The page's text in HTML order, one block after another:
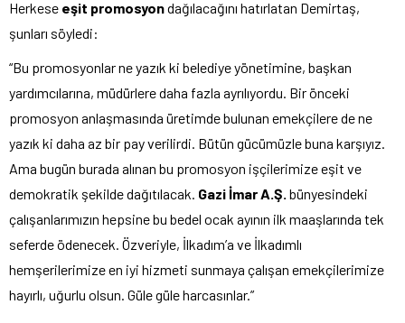
Herkese eşit promosyondağılacağını hatırlatan Demirtaş,
şunları söyledi:
“Bu promosyonlar ne yazık ki belediye yönetimine, başkan
yardımcılarına, müdürlere daha fazla ayrılıyordu. Bir önceki
promosyon anlaşmasında üretimde bulunan emekçilere de ne
yazık ki daha az bir pay verilirdi. Bütün gücümüzle buna karşıyız.
Ama bugün burada alınan bu promosyon işçilerimize eşit ve
demokratik şekilde dağıtılacak. Gazi İmar A.Ş. bünyesindeki
çalışanlarımızın hepsine bu bedel ocak ayının ilk maaşlarında tek
seferde ödenecek. Özveriyle, İlkadım’a ve İlkadımlı
hemşerilerimize en iyi hizmeti sunmaya çalışan emekçilerimize
hayırlı, uğurlu olsun. Güle güle harcasınlar.”